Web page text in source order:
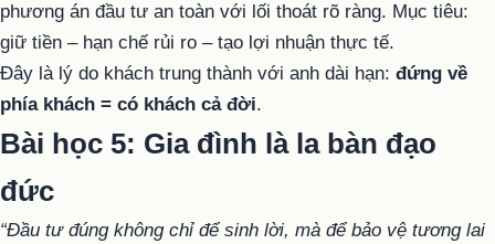
phương án đầu tư an toàn với lối thoát rõ ràng. Mục tiêu:
giữ tiền – hạn chế rủi ro – tạo lợi nhuận thực tế.
Đây là lý do khách trung thành với anh dài hạn: đứng về
phía khách = có khách cả đời.
Bài học 5: Gia đình là la bàn đạo
đức
“Đầu tư đúng không chỉ để sinh lời, mà để bảo vệ tương lai